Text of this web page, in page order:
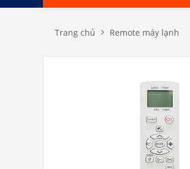
Trang chủ Remote máy lạnh